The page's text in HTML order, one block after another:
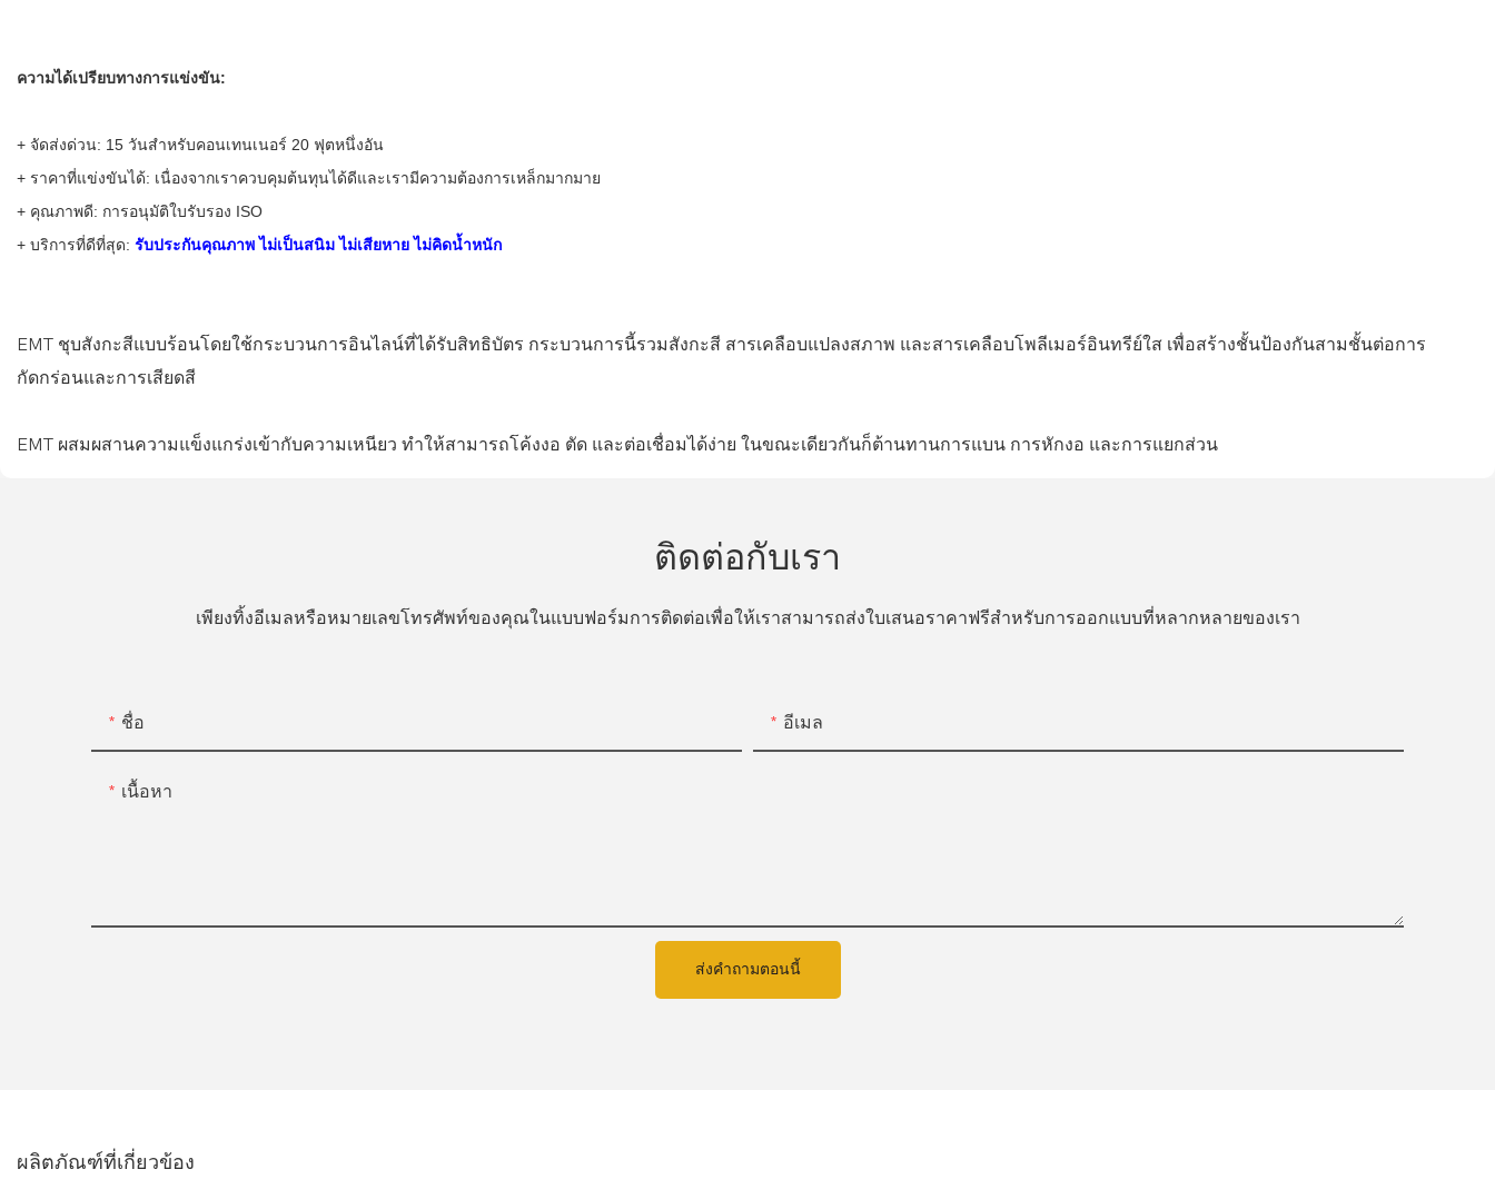
ความได้เปรียบทางการแข่งขัน:
+ จัดส่งด่วน: 15 วันสำหรับคอนเทนเนอร์ 20 ฟุตหนึ่งอัน
+ ราคาที่แข่งขันได้: เนื่องจากเราควบคุมต้นทุนได้ดีและเรามีความต้องการเหล็กมากมาย
+ คุณภาพดี: การอนุมัติใบรับรอง ISO
+ บริการที่ดีที่สุด: รับประกันคุณภาพ ไม่เป็นสนิม ไม่เสียหาย ไม่คิดน้ำหนัก
EMT ชุบสังกะสีแบบร้อนโดยใช้กระบวนการอินไลน์ที่ได้รับสิทธิบัตร กระบวนการนี้รวมสังกะสี สารเคลือบแปลงสภาพ และสารเคลือบโพลีเมอร์อินทรีย์ใส เพื่อสร้างชั้นป้องกันสามชั้นต่อการ
กัดกร่อนและการเสียดสี
EMT ผสมผสานความแข็งแกร่งเข้ากับความเหนียว ทำให้สามารถโค้งงอ ตัด และต่อเชื่อมได้ง่าย ในขณะเดียวกันก็ต้านทานการแบน การหักงอ และการแยกส่วน
ติดต่อกับเรา
เพียงทิ้งอีเมลหรือหมายเลขโทรศัพท์ของคุณในแบบฟอร์มการติดต่อเพื่อให้เราสามารถส่งใบเสนอราคาฟรีสำหรับการออกแบบที่หลากหลายของเรา
ชื่อ อีเมล
เนื้อหา
ส่งคำถามตอนนี้
ผลิตภัณฑ์ที่เกี่ยวข้อง